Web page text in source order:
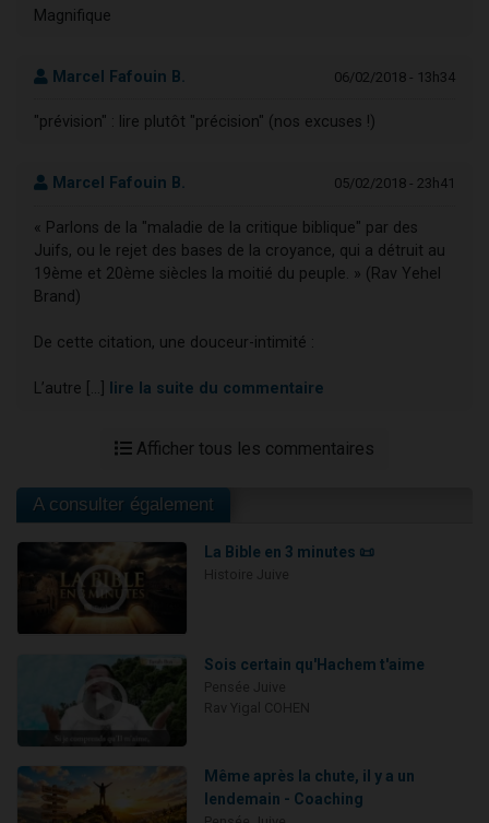
Magnifique
Marcel Fafouin B. 06/02/2018 - 13h34
"prévision" : lire plutôt "précision" (nos excuses !)
Marcel Fafouin B. 05/02/2018 - 23h41
« Parlons de la "maladie de la critique biblique" par des
Juifs, ou le rejet des bases de la croyance, qui a détruit au
19ème et 20ème siècles la moitié du peuple. » (Rav Yehel
Brand)
De cette citation, une douceur-intimité :
L’autre [...] lire la suite du commentaire
Afficher tous les commentaires
A consulter également
La Bible en 3 minutes 📜
Sois certain qu'Hachem t'aime
Même après la chute, il y a un
lendemain - Coaching